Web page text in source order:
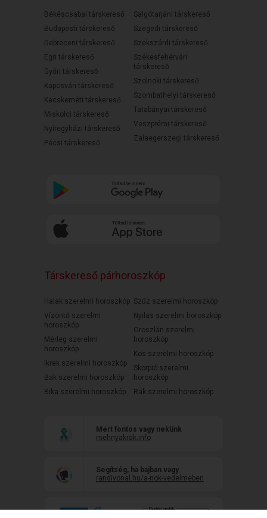
Békéscsabai társkereső
Budapesti társkereső
Debreceni társkereső
Egri társkereső
Győri társkereső
Kaposvári társkereső
Kecskeméti társkereső
Miskolci társkereső
Nyíregyházi társkereső
Pécsi társkereső
Salgótarjáni társkereső
Szegedi társkereső
Szekszárdi társkereső
Székesfehérvári
társkereső
Szolnoki társkereső
Szombathelyi társkereső
Tatabányai társkereső
Veszprémi társkereső
Zalaegerszegi társkereső
Társkereső párhoroszkóp
Halak szerelmi horoszkóp
Vízöntő szerelmi
horoszkóp
Mérleg szerelmi
horoszkóp
Ikrek szerelmi horoszkóp
Bak szerelmi horoszkóp
Bika szerelmi horoszkóp
Szűz szerelmi horoszkóp
Nyilas szerelmi horoszkóp
Oroszlán szerelmi
horoszkóp
Kos szerelmi horoszkóp
Skorpió szerelmi
horoszkóp
Rák szerelmi horoszkóp
Mert fontos vagy nekünk
mehnyakrak.info
Segítség, ha bajban vagy
randivonal.hu/a-nok-vedelmeben